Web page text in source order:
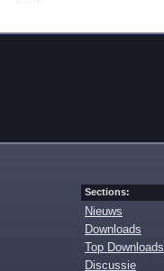
Sections:
Nieuws
Downloads
Top Downloads
Discussie